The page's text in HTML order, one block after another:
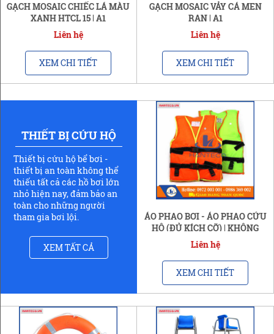
GẠCH MOSAIC CHIẾC LÁ MÀU
XANH HTCL 15 | A1
Liên hệ
XEM CHI TIẾT
GẠCH MOSAIC VẢY CÁ MEN
RẠN | A1
Liên hệ
XEM CHI TIẾT
THIẾT BỊ CỨU HỘ
Thiết bị cứu hộ bể bơi -
thiết bị an toàn không thể
thiếu tất cả các hồ bơi lớn
nhỏ hiện nay, đảm bảo an
toàn cho những người
tham gia bơi lội.
XEM TẤT CẢ
ÁO PHAO BƠI - ÁO PHAO CỨU
HỘ (ĐỦ KÍCH CỠ) | KHÔNG
BÁN LẺ
Liên hệ
XEM CHI TIẾT